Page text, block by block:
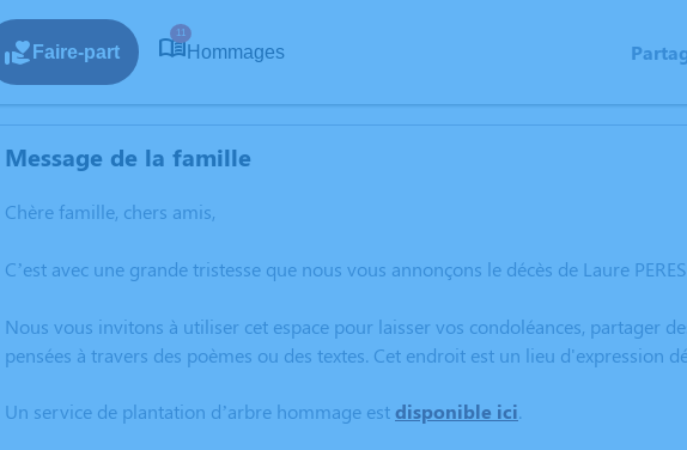
Faire-part
11
Hommages
Message de la famille
Chère famille, chers amis,
C’est avec une grande tristesse que nous vous annonçons le décès de Laure
Nous vous invitons à utiliser cet espace pour laisser vos condoléances, partager
pensées à travers des poèmes ou des textes. Cet endroit est un lieu d'expression
Un service de plantation d’arbre hommage estdisponible ici.